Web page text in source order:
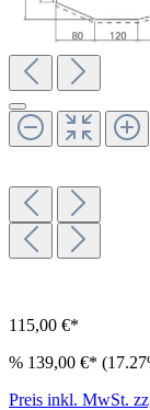
115,00 €*
% 139,00 €*
Preis inkl. MwSt.